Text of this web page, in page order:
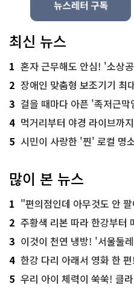
최신 뉴스
1 혼자 근무해도 안심! '소상
2 장애인 맞춤형 보조기기 최대
3 걸을 때마다 아픈 '족저근막염
4 먹거리부터 야경 라이브까
5 시민이 사랑한 '찐' 로컬 명소
많이 본 뉴스
1 "편의점인데 아무것도 안 팔아요"
2 주황색 리본 따라 한강부터 메타
3 이것이 천연 냉방! '서울둘
4 한강 다리 아래서 영화 한
5 우리 아이 체력이 쑥쑥! 클